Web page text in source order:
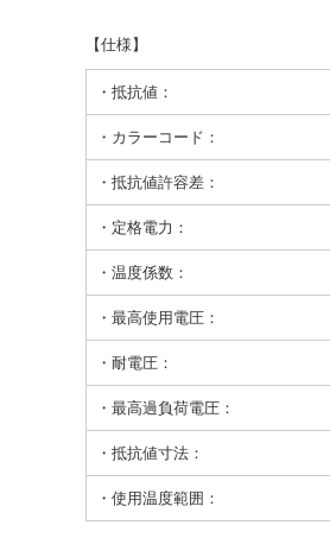
【仕様】
・抵抗値：
・カラーコード：
・抵抗値許容差：
・定格電力：
・温度係数：
・最高使用電圧：
・耐電圧：
・最高過負荷電圧：
・抵抗値寸法：
・使用温度範囲：